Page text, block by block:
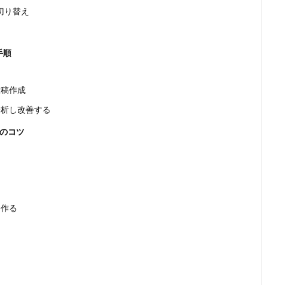
り替え
順
作成
し改善する
コツ
る